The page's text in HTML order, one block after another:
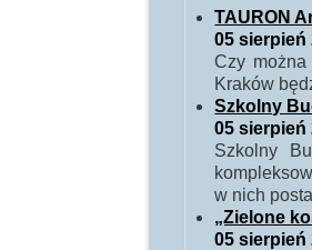
TAURON
05 sierpień
Czy można
Kraków
Szkolny
05 sierpień
Szkolny
w nich
„Zielone
05 sierpień